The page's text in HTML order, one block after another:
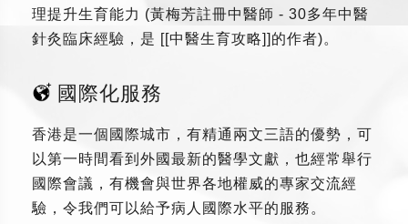
理提升生育能力 (黃梅芳註冊中醫師 - 30多年中醫
針灸臨床經驗，是 [[中醫生育攻略]]的作者)。
國際化服務
香港是一個國際城市，有精通兩文三語的優勢，可
以第一時間看到外國最新的醫學文獻，也經常舉行
國際會議，有機會與世界各地權威的專家交流經
驗，令我們可以給予病人國際水平的服務。